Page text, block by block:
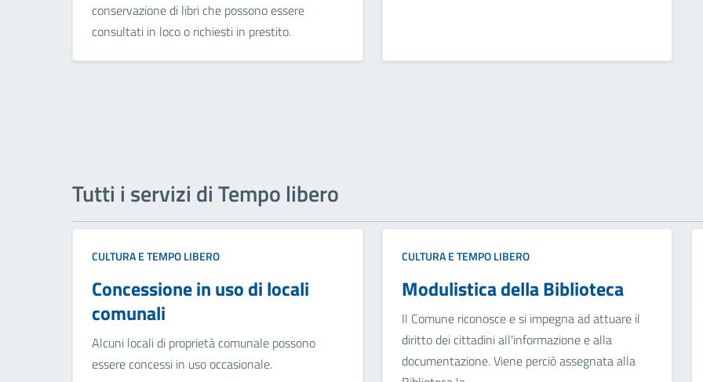
conservazione di libri che possono essere
consultati in loco o richiesti in prestito.
Tutti i servizi di Tempo libero
CULTURA E TEMPO LIBERO
Concessione in uso di locali
comunali
Alcuni locali di proprietà comunale possono
essere concessi in uso occasionale.
CULTURA E TEMPO LIBERO
Modulistica della Biblioteca
Il Comune riconosce e si impegna ad attuare il
diritto dei cittadini all'informazione e alla
documentazione. Viene perciò assegnata alla